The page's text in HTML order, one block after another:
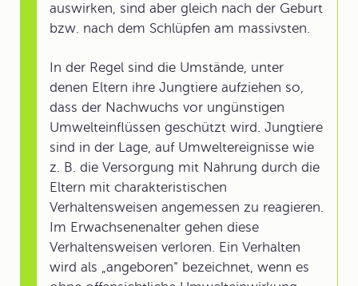
auswirken, sind aber gleich nach der Geburt
bzw. nach dem Schlüpfen am massivsten.
In der Regel sind die Umstände, unter
denen Eltern ihre Jungtiere aufziehen so,
dass der Nachwuchs vor ungünstigen
Umwelteinflüssen geschützt wird. Jungtiere
sind in der Lage, auf Umweltereignisse wie
z. B. die Versorgung mit Nahrung durch die
Eltern mit charakteristischen
Verhaltensweisen angemessen zu reagieren.
Im Erwachsenenalter gehen diese
Verhaltensweisen verloren. Ein Verhalten
wird als „angeboren“ bezeichnet, wenn es